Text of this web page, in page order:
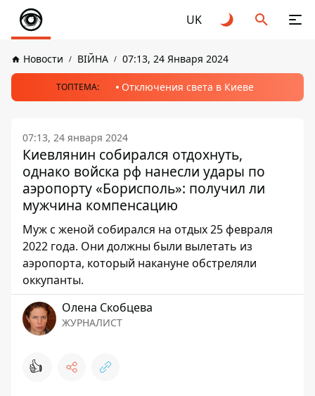
UK
Новости ВІЙНА 07:13, 24 Января 2024
ТОПТЕМА: Отключения света в Киеве
07:13, 24 января 2024
Киевлянин собирался отдохнуть,
однако войска рф нанесли удары по
аэропорту «Борисполь»: получил ли
мужчина компенсацию
Муж с женой собирался на отдых 25 февраля
2022 года. Они должны были вылетать из
аэропорта, который накануне обстреляли
оккупанты.
Олена Скобцева
ЖУРНАЛИСТ
👍